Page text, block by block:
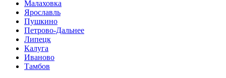
Малаховка
Ярославль
Пушкино
Петрово-Дальнее
Липецк
Калуга
Иваново
Тамбов